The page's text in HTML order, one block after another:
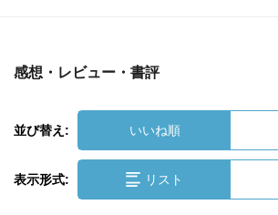
感想・レビュー・書評
並び替え: いいね順
表示形式: リスト